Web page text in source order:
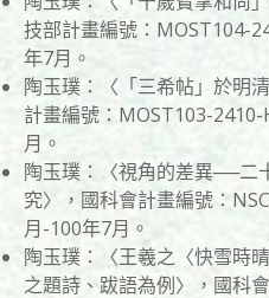
技部計畫編號：MOST104-
年7月。
陶玉璞：〈「三希帖」於明
計畫編號：MOST103-
月。
陶玉璞：〈視角的差異──二
究〉，國科會計畫編號：
月-100年7月。
陶玉璞：〈王羲之〈快雪時
之題詩、跋語為例〉，國科